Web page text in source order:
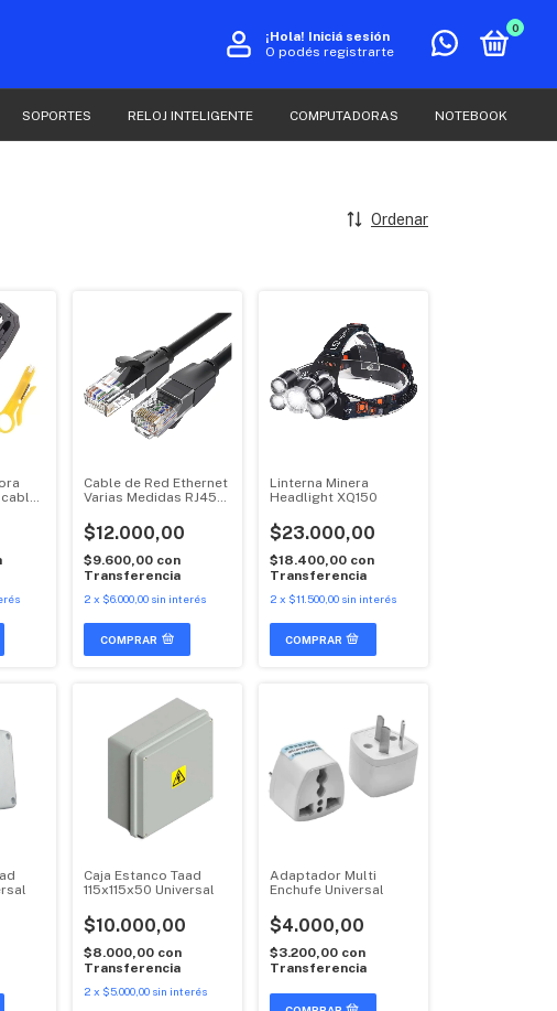
¡Hola! Iniciá sesión
O podés registrarte
0
SOPORTES RELOJ INTELIGENTE COMPUTADORAS NOTEBOOK
Ordenar
Cable de Red Ethernet
Varias Medidas RJ45
$12.000,00
$9.600,00 con
Transferencia
2 x $6.000,00 sin interés
COMPRAR
Linterna Minera
Headlight XQ150
$23.000,00
$18.400,00 con
Transferencia
2 x $11.500,00 sin interés
Caja Estanco Taad
115x115x50 Universal
$10.000,00
$8.000,00 con
Transferencia
2 x $5.000,00 sin interés
Adaptador Multi
Enchufe Universal
$4.000,00
$3.200,00 con
Transferencia